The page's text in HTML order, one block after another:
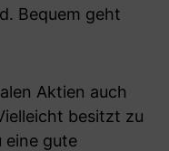
Bequem geht
Aktien auch
besitzt zu
eine gute